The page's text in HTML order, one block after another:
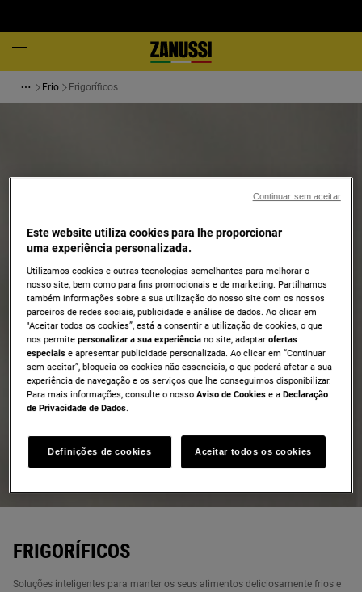
Frio Frigoríficos
deliciosamente frios e frescos...
FRIGORÍFICOS
Soluções inteligentes para manter os seus alimentos deliciosamente frios e
Este website utiliza cookies para lhe proporcionar
uma experiência personalizada.
Utilizamos cookies e outras tecnologias semelhantes para melhorar o
nosso site, bem como para fins promocionais e de marketing. Partilhamos
também informações sobre a sua utilização do nosso site com os nossos
parceiros de redes sociais, publicidade e análise de dados. Ao clicar em
"Aceitar todos os cookies”, está a consentir a utilização de cookies, o que
nos permitepersonalizar a sua experiênciano site, adaptarofertas
especiaise apresentar publicidade personalizada. Ao clicar em “Continuar
sem aceitar”, bloqueia os cookies não essenciais, o que poderá afetar a sua
experiência de navegação e os serviços que lhe conseguimos disponibilizar.
Para mais informações, consulte o nossoAviso de Cookies e aDeclaração
de Privacidade de Dados
Definições de cookies Aceitar todos os cookies
Continuar sem aceitar